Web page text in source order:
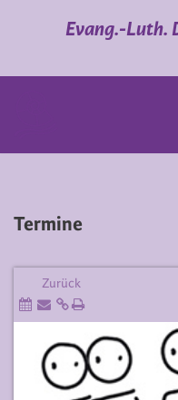
Evang.-Luth.
Termine
Zurück